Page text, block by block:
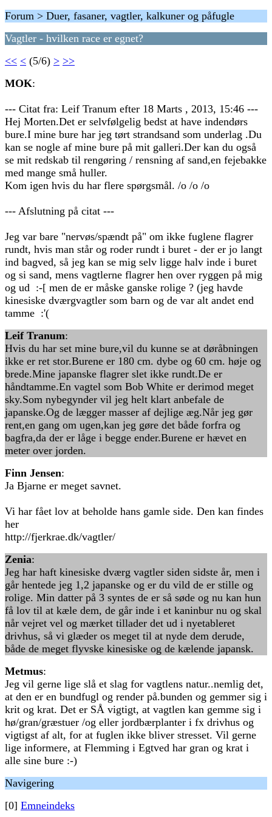
Forum > Duer, fasaner, vagtler, kalkuner og påfugle
Vagtler - hvilken race er egnet?
<< < (5/6) > >>
MOK:
--- Citat fra: Leif Tranum efter 18 Marts , 2013, 15:46 ---
Hej Morten.Det er selvfølgelig bedst at have indendørs
bure.I mine bure har jeg tørt strandsand som underlag .Du
kan se nogle af mine bure på mit galleri.Der kan du også
se mit redskab til rengøring / rensning af sand,en fejebakke
med mange små huller.
Kom igen hvis du har flere spørgsmål. /o /o /o
--- Afslutning på citat ---
Jeg var bare "nervøs/spændt på" om ikke fuglene flagrer
rundt, hvis man står og roder rundt i buret - der er jo langt
ind bagved, så jeg kan se mig selv ligge halv inde i buret
og si sand, mens vagtlerne flagrer hen over ryggen på mig
og ud :-[ men de er måske ganske rolige ? (jeg havde
kinesiske dværgvagtler som barn og de var alt andet end
tamme :'(
Leif Tranum:
Hvis du har set mine bure,vil du kunne se at døråbningen
ikke er ret stor.Burene er 180 cm. dybe og 60 cm. høje og
brede.Mine japanske flagrer slet ikke rundt.De er
håndtamme.En vagtel som Bob White er derimod meget
sky.Som nybegynder vil jeg helt klart anbefale de
japanske.Og de lægger masser af dejlige æg.Når jeg gør
rent,en gang om ugen,kan jeg gøre det både forfra og
bagfra,da der er låge i begge ender.Burene er hævet en
meter over jorden.
Finn Jensen:
Ja Bjarne er meget savnet.
Vi har fået lov at beholde hans gamle side. Den kan findes
her
http://fjerkrae.dk/vagtler/
Zenia:
Jeg har haft kinesiske dværg vagtler siden sidste år, men i
går hentede jeg 1,2 japanske og er du vild de er stille og
rolige. Min datter på 3 syntes de er så søde og nu kan hun
få lov til at kæle dem, de går inde i et kaninbur nu og skal
når vejret vel og mærket tillader det ud i nyetableret
drivhus, så vi glæder os meget til at nyde dem derude,
både de meget flyvske kinesiske og de kælende japansk.
Metmus:
Jeg vil gerne lige slå et slag for vagtlens natur..nemlig det,
at den er en bundfugl og render på.bunden og gemmer sig i
krit og krat. Det er SÅ vigtigt, at vagtlen kan gemme sig i
hø/gran/græstuer /og eller jordbærplanter i fx drivhus og
vigtigst af alt, for at fuglen ikke bliver stresset. Vil gerne
lige informere, at Flemming i Egtved har gran og krat i
alle sine bure :-)
Navigering
[0] Emneindeks